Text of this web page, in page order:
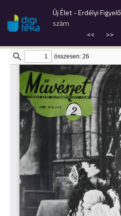
Új Élet - Erdélyi Figyelő
szám
<<
>>